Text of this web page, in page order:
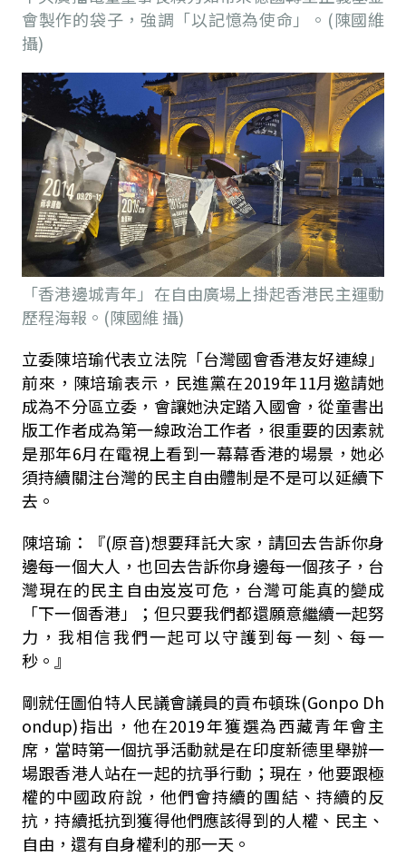
會製作的袋子，強調「以記憶為使命」。(陳國維
攝)
「香港邊城青年」在自由廣場上掛起香港民主運動
歷程海報。(陳國維 攝)
立委陳培瑜代表立法院「台灣國會香港友好連線」
前來，陳培瑜表示，民進黨在2019年11月邀請她
成為不分區立委，會讓她決定踏入國會，從童書出
版工作者成為第一線政治工作者，很重要的因素就
是那年6月在電視上看到一幕幕香港的場景，她必
須持續關注台灣的民主自由體制是不是可以延續下
去。
陳培瑜：『(原音)想要拜託大家，請回去告訴你身
邊每一個大人，也回去告訴你身邊每一個孩子，台
灣現在的民主自由岌岌可危，台灣可能真的變成
「下一個香港」；但只要我們都還願意繼續一起努
力，我相信我們一起可以守護到每一刻、每一
秒。』
剛就任圖伯特人民議會議員的貢布頓珠(Gonpo Dh
ondup)指出，他在2019年獲選為西藏青年會主
席，當時第一個抗爭活動就是在印度新德里舉辦一
場跟香港人站在一起的抗爭行動；現在，他要跟極
權的中國政府說，他們會持續的團結、持續的反
抗，持續抵抗到獲得他們應該得到的人權、民主、
自由，還有自身權利的那一天。